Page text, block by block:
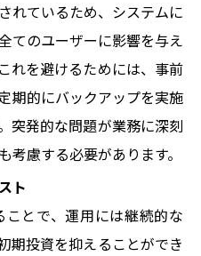
れているため、システムに
てのユーザーに影響を与え
れを避けるためには、事前
期的にバックアップを実施
突発的な問題が業務に深刻
考慮する必要があります。
ト
ことで、運用には継続的な
期投資を抑えることができ